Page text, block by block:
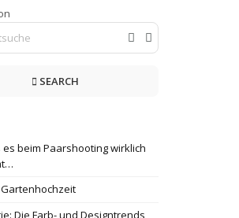
SEARCH
es beim Paarshooting wirklich
Die Farb- und Designtrends